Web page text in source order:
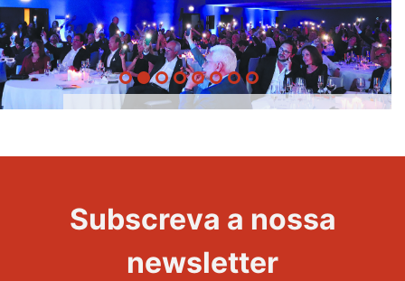
Evento
Maravilhas
Subscreva a nossa
newsletter